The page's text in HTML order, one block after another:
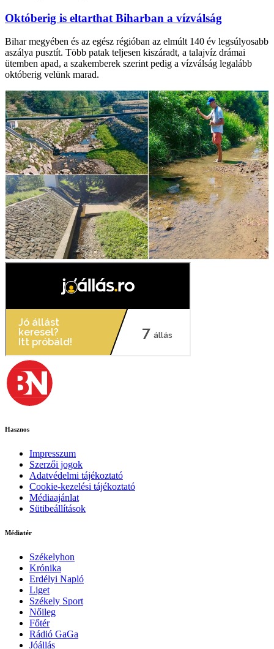
Októberig is eltarthat Biharban a vízválság
Bihar megyében és az egész régióban az elmúlt 140 év legsúlyosabb
aszálya pusztít. Több patak teljesen kiszáradt, a talajvíz drámai
ütemben apad, a szakemberek szerint pedig a vízválság legalább
októberig velünk marad.
Hasznos
Impresszum
Szerzői jogok
Adatvédelmi tájékoztató
Cookie-kezelési tájékoztató
Médiaajánlat
Sütibeállítások
Médiatér
Székelyhon
Krónika
Erdélyi Napló
Liget
Székely Sport
Nőileg
Főtér
Rádió GaGa
Jóállás